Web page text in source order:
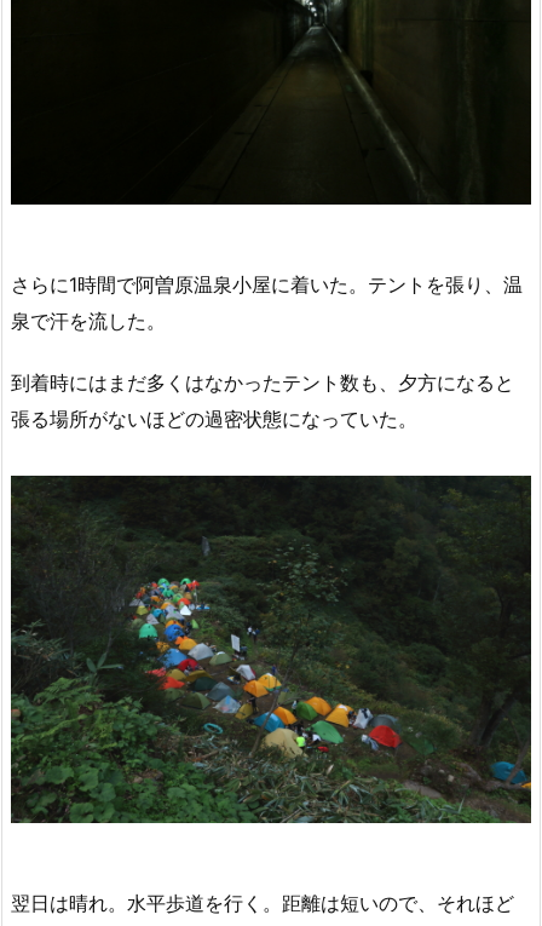
さらに1時間で阿曽原温泉小屋に着いた。テントを張り、温
泉で汗を流した。
到着時にはまだ多くはなかったテント数も、夕方になると
張る場所がないほどの過密状態になっていた。
翌日は晴れ。水平歩道を行く。距離は短いので、それほど